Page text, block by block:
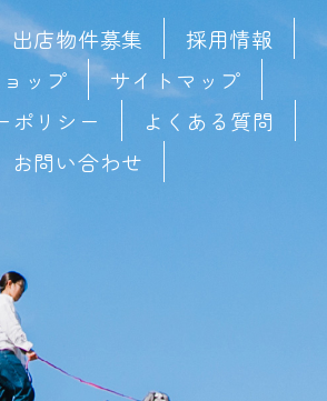
出店物件募集
採用情報
ップ
サイトマップ
ポリシー
よくある質問
お問い合わせ